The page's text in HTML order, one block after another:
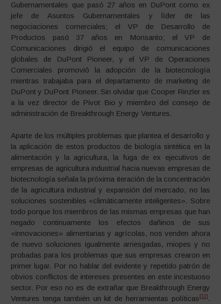
Gubernamentales que pasó 27 años en DuPont como ex
jefe de Asuntos Gubernamentales y líder de las
negociaciones comerciales; el VP de Desarrollo de
Productos pasó 37 años en Monsanto; el VP de
Comunicaciones dirigió el equipo de comunicaciones
globales de DuPont Pioneer, y el VP de Operaciones
Comerciales promovió la adopción de la biotecnología
mientras trabajaba para el departamento de marketing de
DuPont y DuPont Pioneer. Sin olvidar que Cooper Rinzler es
a la vez director de Pivot Bio y miembro del consejo de
administración de Breakthrough Energy Ventures.
Aparte de los múltiples problemas que plantea el desarrollo y
la aplicación de estos productos de biología sintética en la
alimentación y la agricultura, la fuga de ex ejecutivos de
empresas de agricultura industrial hacia nuevas empresas de
biotecnología señala la próxima iteración de la concentración
de la agricultura industrial y expansión del mercado, no las
soluciones sostenibles «climáticamente inteligentes». Sobre
todo porque los miembros de las mismas empresas que han
negado continuamente los efectos dañinos de sus
«innovaciones» alimentarias y agrícolas, nos venden ahora
de nuevo soluciones igualmente arriesgadas, miopes y no
probadas para los problemas que sus empresas crearon en
primer lugar. Por no hablar del evidente y repetido patrón de
obvios conflictos de intereses presentes en este incestuoso
sector. Por eso no es de extrañar que Breakthrough Energy
Ventures tenga también un kit de herramientas políticas [32] .